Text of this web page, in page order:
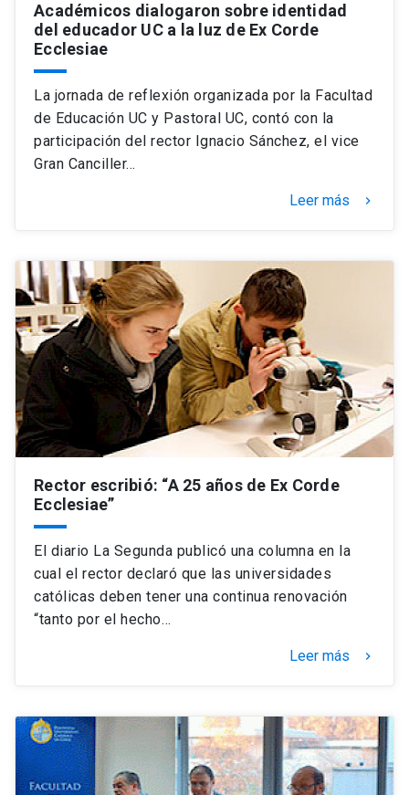
Académicos dialogaron sobre identidad
del educador UC a la luz de Ex Corde
Ecclesiae
La jornada de reflexión organizada por la Facultad
de Educación UC y Pastoral UC, contó con la
participación del rector Ignacio Sánchez, el vice
Gran Canciller…
Leer más keyboard_arrow_right
Rector escribió: “A 25 años de Ex Corde
Ecclesiae”
El diario La Segunda publicó una columna en la
cual el rector declaró que las universidades
católicas deben tener una continua renovación
“tanto por el hecho…
Leer más keyboard_arrow_right